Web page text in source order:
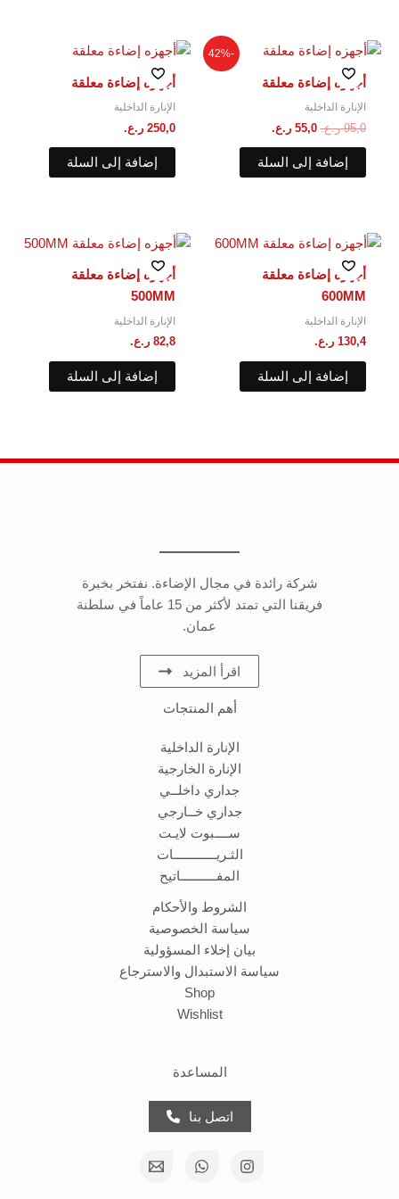
-42%
أجهزه إضاءة معلقة
الإنارة الداخلية
95,0 ر.ع.
السعر
هو:
95,0 ر.ع..
55,0 ر.ع.
السعر
هو:
إضافة إلى السلة
أجهزه إضاءة معلقة
الإنارة الداخلية
250,0 ر.ع.
إضافة إلى السلة
أجهزه إضاءة معلقة
600MM
الإنارة الداخلية
130,4 ر.ع.
إضافة إلى السلة
أجهزه إضاءة معلقة
500MM
الإنارة الداخلية
82,8 ر.ع.
إضافة إلى السلة
شركة رائدة في مجال الإضاءة. نفتخر بخبرة
فريقنا التي تمتد لأكثر من 15 عاماً في سلطنة
عمان.
اقرأ المزيد
أهم المنتجات
الإنارة الداخلية
الإنارة الخارجية
جداري داخلــي
جداري خــارجي
ســــبوت لايـت
الثـريــــــــــــات
المفــــــــــاتيح
الشروط والأحكام
سياسة الخصوصية
بيان إخلاء المسؤولية
سياسة الاستبدال والاسترجاع
Shop
Wishlist
المساعدة
اتصل بنا